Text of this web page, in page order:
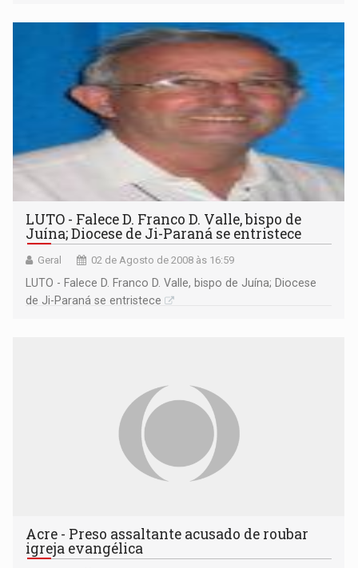
LUTO - Falece D. Franco D. Valle, bispo de
Juína; Diocese de Ji-Paraná se entristece
Geral 02 de Agosto de 2008 às 16:59
LUTO - Falece D. Franco D. Valle, bispo de Juína; Diocese
de Ji-Paraná se entristece
Acre - Preso assaltante acusado de roubar
igreja evangélica